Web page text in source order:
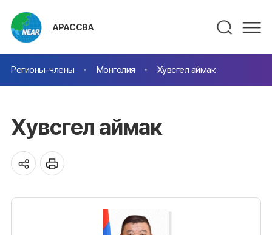
АРАССВА
Регионы-члены Монголия Хувсгел аймак
Хувсгел аймак